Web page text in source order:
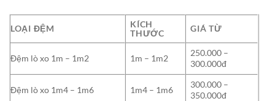
LOẠI ĐỆM
KÍCH
THƯỚC
GIÁ TỪ
Đệm lò xo 1m – 1m2 1m – 1m2
250.000 –
300.000đ
Đệm lò xo 1m4 – 1m6 1m4 – 1m6
300.000 –
350.000đ